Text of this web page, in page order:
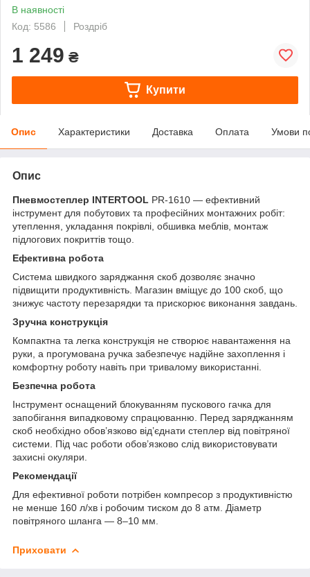
В наявності
Код: 5586
Роздріб
1 249 ₴
Купити
Опис Характеристики Доставка Оплата Умови
Опис
Пневмостеплер INTERTOOL PR-1610 — ефективний
інструмент для побутових та професійних монтажних робіт:
утеплення, укладання покрівлі, обшивка меблів, монтаж
підлогових покриттів тощо.
Ефективна робота
Система швидкого заряджання скоб дозволяє значно
підвищити продуктивність. Магазин вміщує до 100 скоб, що
знижує частоту перезарядки та прискорює виконання завдань.
Зручна конструкція
Компактна та легка конструкція не створює навантаження на
руки, а прогумована ручка забезпечує надійне захоплення і
комфортну роботу навіть при тривалому використанні.
Безпечна робота
Інструмент оснащений блокуванням пускового гачка для
запобігання випадковому спрацюванню. Перед заряджанням
скоб необхідно обов’язково від’єднати степлер від повітряної
системи. Під час роботи обов’язково слід використовувати
захисні окуляри.
Рекомендації
Для ефективної роботи потрібен компресор з продуктивністю
не менше 160 л/хв і робочим тиском до 8 атм. Діаметр
повітряного шланга — 8–10 мм.
Приховати